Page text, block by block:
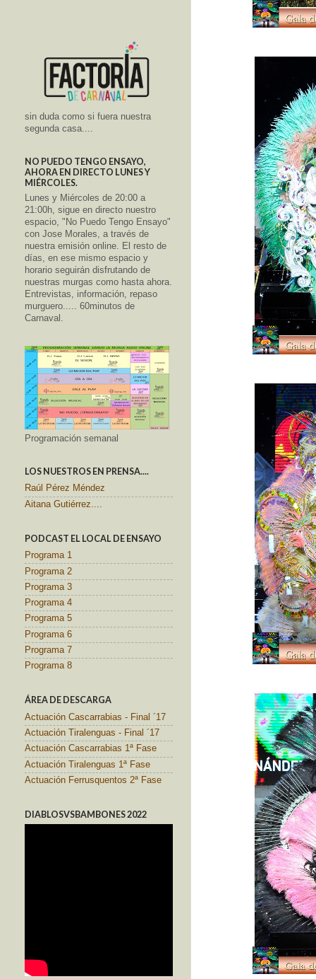
sin duda como si fuera nuestra
segunda casa....
NO PUEDO TENGO ENSAYO,
AHORA EN DIRECTO LUNES Y
MIÉRCOLES.
Lunes y Miércoles de 20:00 a
21:00h, sigue en directo nuestro
espacio, "No Puedo Tengo Ensayo"
con Jose Morales, a través de
nuestra emisión online. El resto de
días, en ese mismo espacio y
horario seguirán disfrutando de
nuestras murgas como hasta ahora.
Entrevistas, información, repaso
murguero..... 60minutos de
Carnaval.
Programación semanal
LOS NUESTROS EN PRENSA....
Raúl Pérez Méndez
Aitana Gutiérrez....
PODCAST EL LOCAL DE ENSAYO
Programa 1
Programa 2
Programa 3
Programa 4
Programa 5
Programa 6
Programa 7
Programa 8
ÁREA DE DESCARGA
Actuación Cascarrabias - Final ´17
Actuación Tiralenguas - Final ´17
Actuación Cascarrabias 1ª Fase
Actuación Tiralenguas 1ª Fase
Actuación Ferrusquentos 2ª Fase
DIABLOSVSBAMBONES 2022